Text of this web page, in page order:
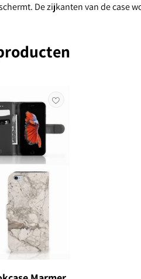
De zijkanten van de case